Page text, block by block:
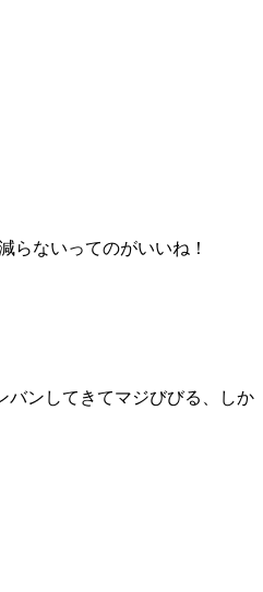
らないってのがいいね！
バンしてきてマジびびる、しか